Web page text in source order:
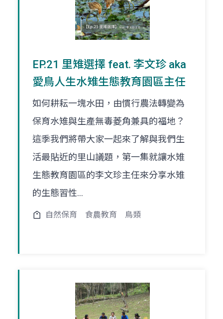
EP.21 里雉選擇 feat. 李文珍 aka
愛鳥人生水雉生態教育園區主任
如何耕耘一塊水田，由慣行農法轉變為
保育水雉與生產無毒菱角兼具的福地？
這季我們將帶大家一起來了解與我們生
活最貼近的里山議題，第一集就讓水雉
生態教育園區的李文珍主任來分享水雉
的生態習性...
自然保育 食農教育 鳥類